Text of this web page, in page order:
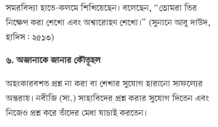
সমরবিদ্যা হাতে-কলমে শিখিয়েছেন। বলেছেন, “তোমরা তির
নিক্ষেপ করা শেখো এবং অশ্বারোহণ শেখো।” (সুনানে আবু দাউদ,
হাদিস: ২৫১৩)
৬. অজানাকে জানার কৌতূহল
অহংকারবশত প্রশ্ন না করা বা শেখার সুযোগ হারানো সাফল্যের
অন্তরায়। নবীজি (সা.) সাহাবিদের প্রশ্ন করার সুযোগ দিতেন এবং
নিজেও প্রশ্ন করে তাঁদের মেধা যাচাই করতেন।